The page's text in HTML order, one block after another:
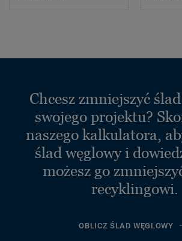
Chcesz zmniejszyć
swojego projektu?
naszego kalkulatora,
ślad węglowy i
możesz go
recyklingowi.
OBLICZ ŚLAD WĘGLOWY